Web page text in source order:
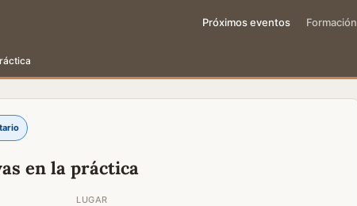
Próximos eventos Formación
en la práctica
LUGAR